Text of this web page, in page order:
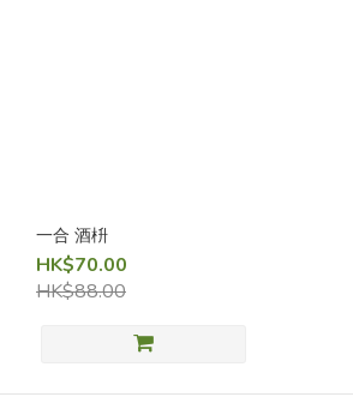
一合 酒枡
HK$70.00
HK$88.00